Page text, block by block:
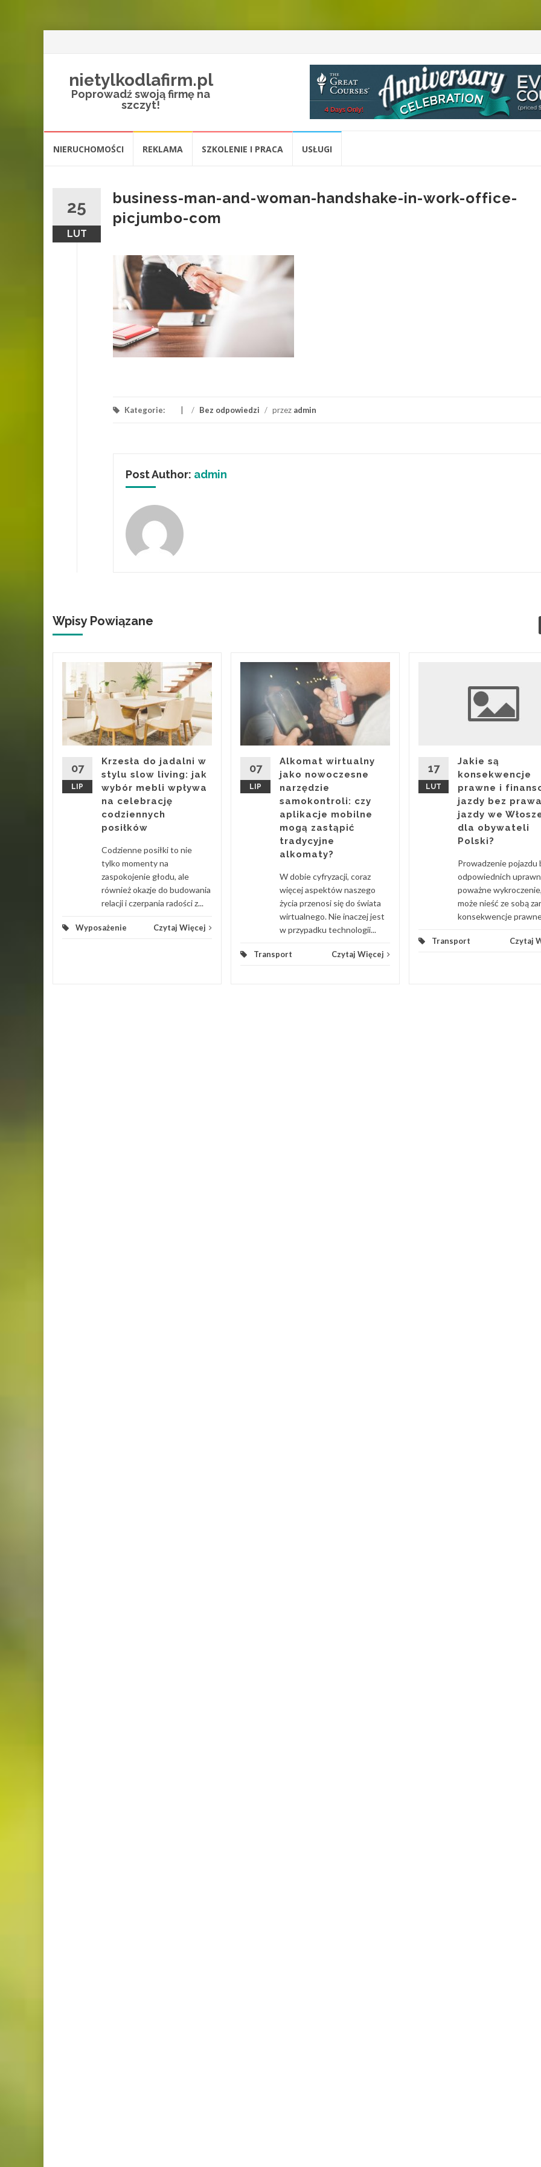
nietylkodlafirm.pl
Poprowadź swoją firmę na
szczyt!
NIERUCHOMOŚCI REKLAMA SZKOLENIE I PRACA USŁUGI
25
LUT
business-man-and-woman-handshake-in-work-office-
picjumbo-com
Kategorie: / Bez odpowiedzi / przez admin
Post Author: admin
Wpisy Powiązane
07
LIP
Krzesła do jadalni w
stylu slow living: jak
wybór mebli wpływa
na celebrację
codziennych
posiłków
Codzienne posiłki to nie
tylko momenty na
zaspokojenie głodu, ale
również okazje do budowania
relacji i czerpania radości z...
Wyposażenie Czytaj Więcej
07
LIP
Alkomat wirtualny
jako nowoczesne
narzędzie
samokontroli: czy
aplikacje mobilne
mogą zastąpić
tradycyjne
alkomaty?
W dobie cyfryzacji, coraz
więcej aspektów naszego
życia przenosi się do świata
wirtualnego. Nie inaczej jest
w przypadku technologii...
Transport Czytaj Więcej
17
LUT
Jakie są
konsekwencje
prawne i
jazdy bez prawa
jazdy we
dla obywateli
Polski?
Prowadzenie pojazdu
odpowiednich
poważne
może nieść ze sobą
konsekwencje
Transport Czytaj